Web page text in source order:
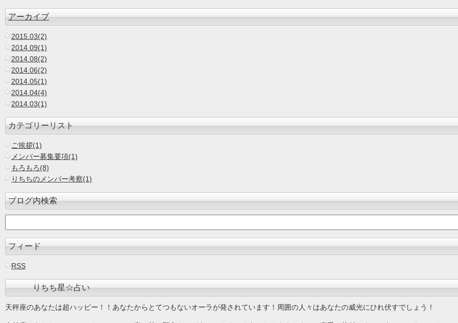
アーカイブ
2015.03(2)
2014.09(1)
2014.08(2)
2014.06(2)
2014.05(1)
2014.04(4)
2014.03(1)
カテゴリーリスト
ご挨拶(1)
メンバー募集要項(1)
もろもろ(8)
りちちのメンバー考察(1)
ブログ内検索
フィード
RSS
りちち星☆占い
天秤座のあなたは超ハッピー！！あなたからとてつもないオーラが発されています！周囲の人々はあなたの威光にひれ伏すでしょう！